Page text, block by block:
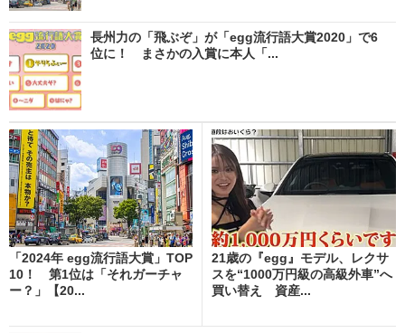
長州力の「飛ぶぞ」が「egg流行語大賞2020」で6
位に！ まさかの入賞に本人「...
「2024年 egg流行語大賞」TOP
10！ 第1位は「それガーチャ
ー？」【20...
21歳の『egg』モデル、レクサ
スを“1000万円級の高級外車”へ
買い替え 資産...